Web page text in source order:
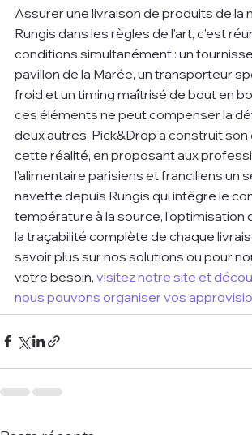
Assurer une livraison de produits de la
Rungis dans les règles de l'art, c'est
conditions simultanément : un
pavillon de la Marée, un transporteur
froid et un timing maîtrisé de bout en
ces éléments ne peut compenser la
deux autres. Pick&Drop a construit
cette réalité, en proposant aux
l'alimentaire parisiens et franciliens un
navette depuis Rungis qui intègre le
température à la source, l'optimisation
la traçabilité complète de chaque
savoir plus sur nos solutions ou pour
votre besoin, visitez notre site et
nous pouvons organiser vos